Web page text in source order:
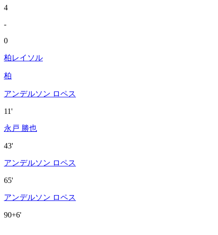
4
-
0
柏レイソル
柏
アンデルソン ロペス
11'
永戸 勝也
43'
アンデルソン ロペス
65'
アンデルソン ロペス
90+6'